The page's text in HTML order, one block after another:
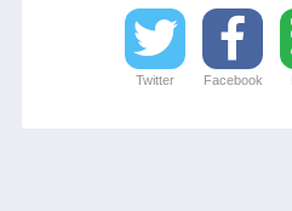
Twitter Facebook